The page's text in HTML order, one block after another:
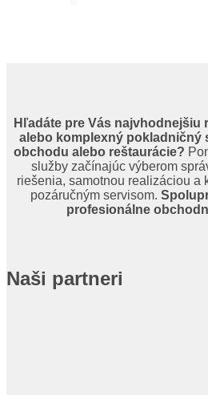
Hľadáte pre Vás
alebo komplexný pokladničný
obchodu alebo reštaurácie?
služby začínajúc výberom
riešenia, samotnou realizáciou a
pozáručným servisom.
profesionálne
Naši partneri